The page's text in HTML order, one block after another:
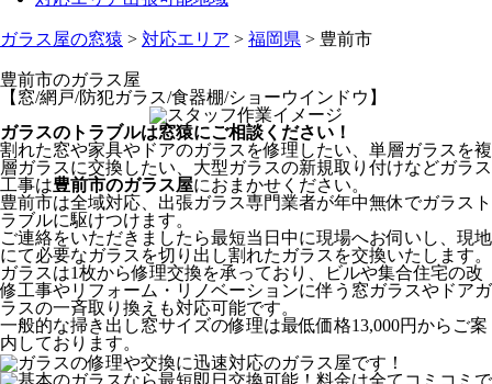
ガラス屋の窓猿 > 対応エリア > 福岡県 > 豊前市
豊前市のガラス屋
【窓/網戸/防犯ガラス/食器棚/ショーウインドウ】
ガラスのトラブルは窓猿にご相談ください！
割れた窓や家具やドアのガラスを修理したい、単層ガラスを複
層ガラスに交換したい、大型ガラスの新規取り付けなどガラス
工事は豊前市のガラス屋におまかせください。
豊前市は全域対応、出張ガラス専門業者が年中無休でガラスト
ラブルに駆けつけます。
ご連絡をいただきましたら最短当日中に現場へお伺いし、現地
にて必要なガラスを切り出し割れたガラスを交換いたします。
ガラスは1枚から修理交換を承っており、ビルや集合住宅の改
修工事やリフォーム・リノベーションに伴う窓ガラスやドアガ
ラスの一斉取り換えも対応可能です。
一般的な掃き出し窓サイズの修理は最低価格13,000円からご案
内しております。